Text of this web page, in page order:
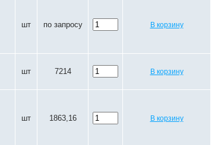
шт по запросу В корзину
шт 7214 В корзину
шт 1863,16 В корзину